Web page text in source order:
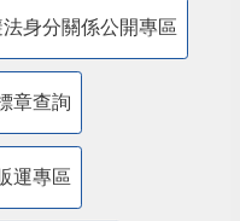
身分關係公開專區
章查詢
運專區